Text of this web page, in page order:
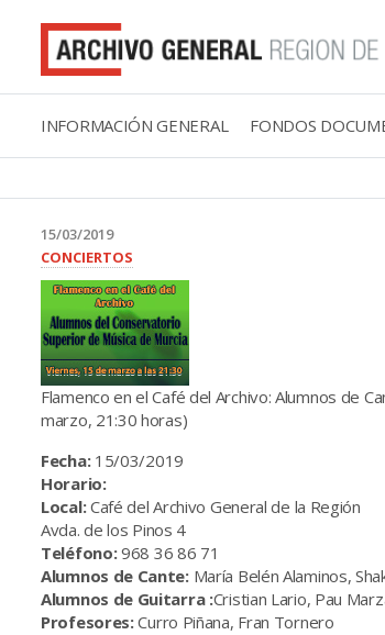
INFORMACIÓN GENERAL FONDOS
15/03/2019
CONCIERTOS
Flamenco en el Café del Archivo: Alumnos de
marzo, 21:30 horas)
Fecha:15/03/2019
Horario:
Local:Café del Archivo General de la Región
Avda. de los Pinos 4
Teléfono:968 36 86 71
Alumnos de Cante: María Belén Alaminos,
Alumnos de Guitarra :Cristian Lario, Pau
Profesores:Curro Piñana, Fran Tornero